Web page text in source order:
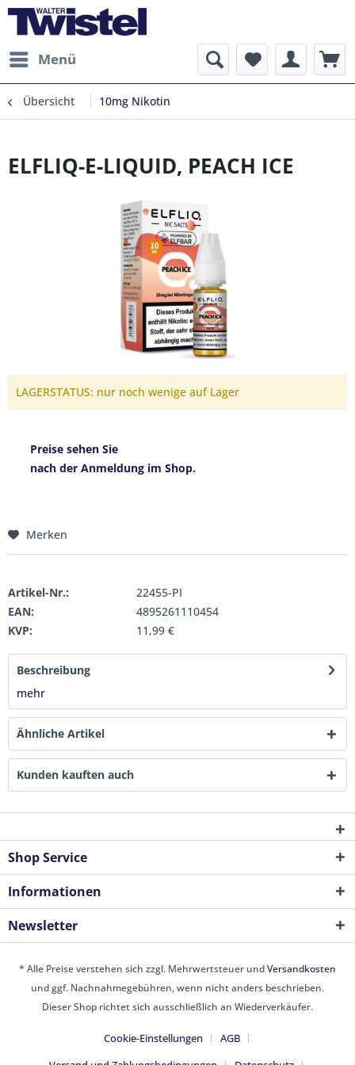
Menü
Übersicht 10mg Nikotin
ELFLIQ-E-LIQUID, PEACH ICE
LAGERSTATUS: nur noch wenige auf Lager
Preise sehen Sie
nach der Anmeldung im Shop.
Merken
Artikel-Nr.:
22455-PI
EAN:
4895261110454
KVP:
11,99 €
Beschreibung
mehr
Ähnliche Artikel
Kunden kauften auch
Shop Service
Informationen
Newsletter
* Alle Preise verstehen sich zzgl. Mehrwertsteuer undVersandkosten
und ggf. Nachnahmegebühren, wenn nicht anders beschrieben.
Dieser Shop richtet sich ausschließlich an Wiederverkäufer.
Cookie-Einstellungen
AGB